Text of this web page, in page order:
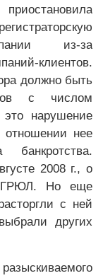
из-за
клиентов.
должно быть
с числом
это нарушение
отношении нее
2008 г., о
ЕГРЮЛ. Но еще
с ней
других